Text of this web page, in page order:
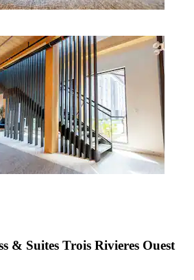
& Suites Trois Rivieres Ouest